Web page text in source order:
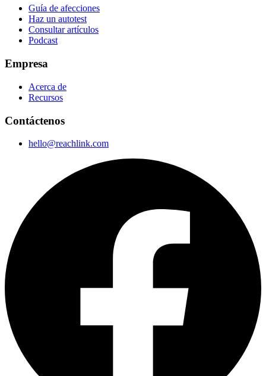
Guía de afecciones
Haz un autotest
Consultar artículos
Podcast
Empresa
Acerca de
Recursos
Contáctenos
hello@reachlink.com